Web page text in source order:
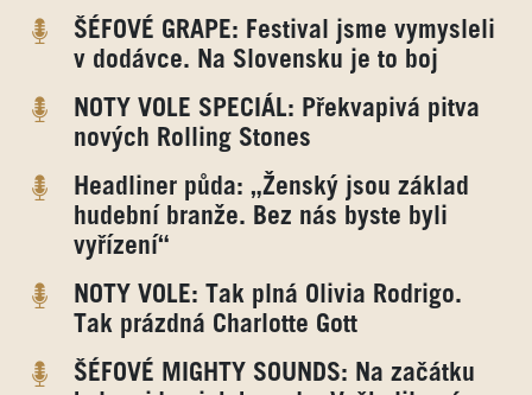
ŠÉFOVÉ GRAPE: Festival jsme vymysleli
v dodávce. Na Slovensku je to boj
NOTY VOLE SPECIÁL: Překvapivá pitva
nových Rolling Stones
Headliner půda: „Ženský jsou základ
hudební branže. Bez nás byste byli
vyřízení“
NOTY VOLE: Tak plná Olivia Rodrigo.
Tak prázdná Charlotte Gott
ŠÉFOVÉ MIGHTY SOUNDS: Na začátku